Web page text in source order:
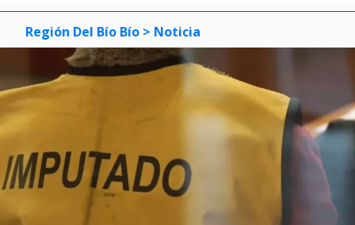
Región Del Bío Bío > Noticia